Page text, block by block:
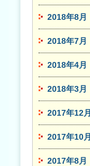
2018年8月
2018年7月
2018年4月
2018年3月
2017年12月
2017年10月
2017年8月